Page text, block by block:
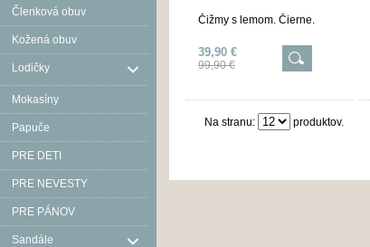
Členková obuv
Kožená obuv
Lodičky
Mokasíny
Papuče
PRE DETI
PRE NEVESTY
PRE PÁNOV
Sandále
Čižmy s lemom. Čierne.
39,90 €
99,90 €
Na stranu: produktov.